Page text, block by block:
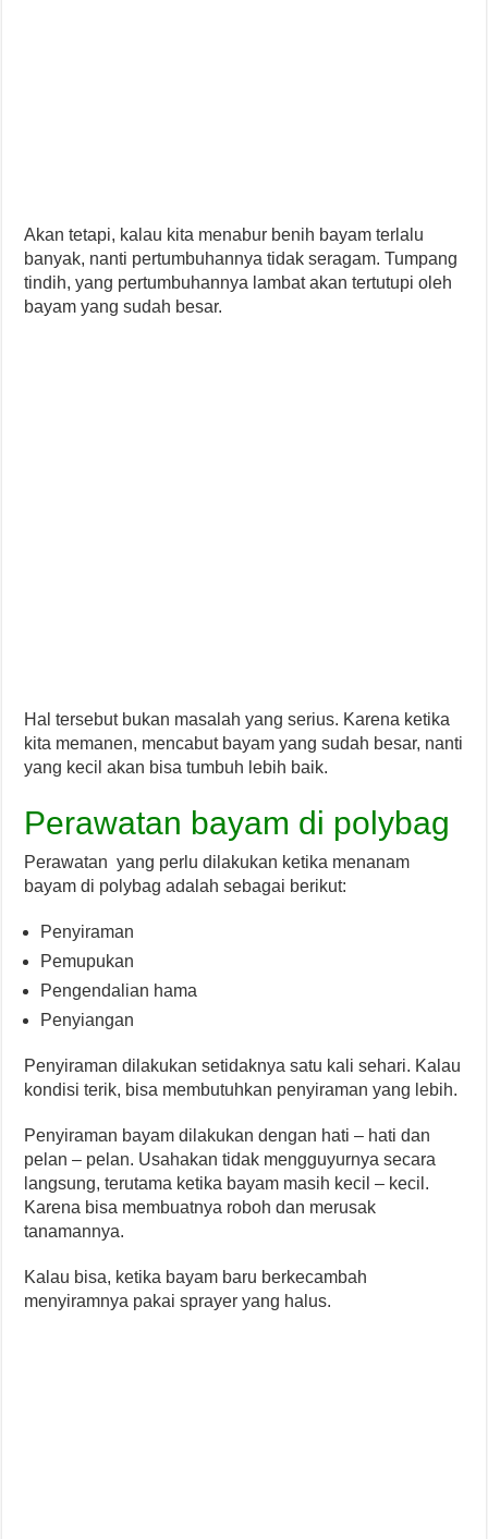
Akan tetapi, kalau kita menabur benih bayam terlalu
banyak, nanti pertumbuhannya tidak seragam. Tumpang
tindih, yang pertumbuhannya lambat akan tertutupi oleh
bayam yang sudah besar.
Hal tersebut bukan masalah yang serius. Karena ketika
kita memanen, mencabut bayam yang sudah besar, nanti
yang kecil akan bisa tumbuh lebih baik.
Perawatan bayam di polybag
Perawatan yang perlu dilakukan ketika menanam
bayam di polybag adalah sebagai berikut:
Penyiraman
Pemupukan
Pengendalian hama
Penyiangan
Penyiraman dilakukan setidaknya satu kali sehari. Kalau
kondisi terik, bisa membutuhkan penyiraman yang lebih.
Penyiraman bayam dilakukan dengan hati – hati dan
pelan – pelan. Usahakan tidak mengguyurnya secara
langsung, terutama ketika bayam masih kecil – kecil.
Karena bisa membuatnya roboh dan merusak
tanamannya.
Kalau bisa, ketika bayam baru berkecambah
menyiramnya pakai sprayer yang halus.